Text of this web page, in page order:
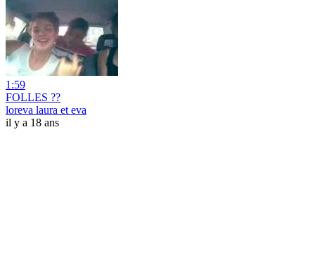
1:59
FOLLES ??
loreva laura et eva
il y a 18 ans